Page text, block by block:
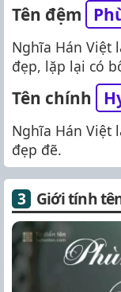
Tên đệm
Nghĩa Hán Việt
đẹp, lặp lại có
Tên chính
Nghĩa Hán Việt
đẹp đẽ.
Giới tính